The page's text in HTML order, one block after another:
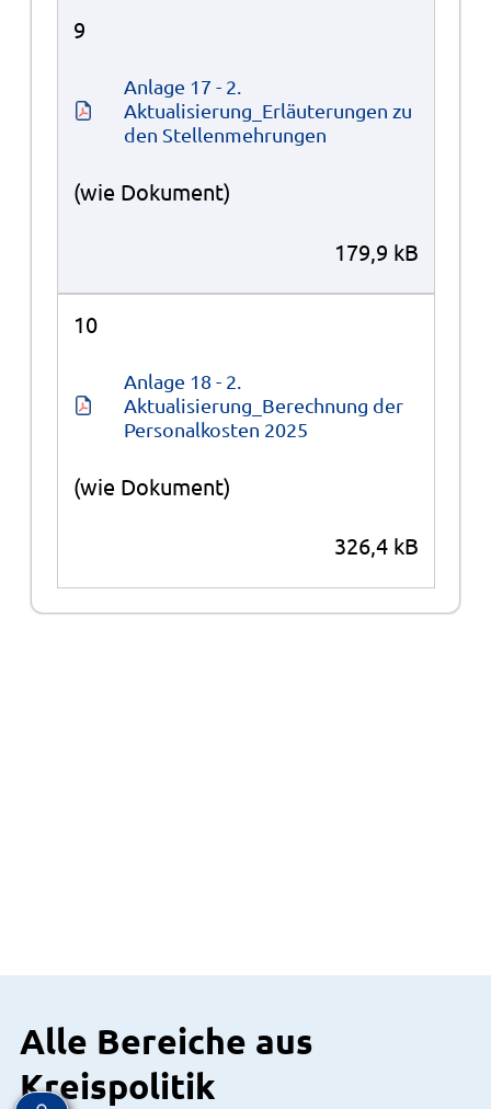
9
Anlage 17 - 2.
Aktualisierung_Erläuterungen zu
den Stellenmehrungen
(wie Dokument)
179,9 kB
10
Anlage 18 - 2.
Aktualisierung_Berechnung der
Personalkosten 2025
(wie Dokument)
326,4 kB
Alle Bereiche aus
Kreispolitik